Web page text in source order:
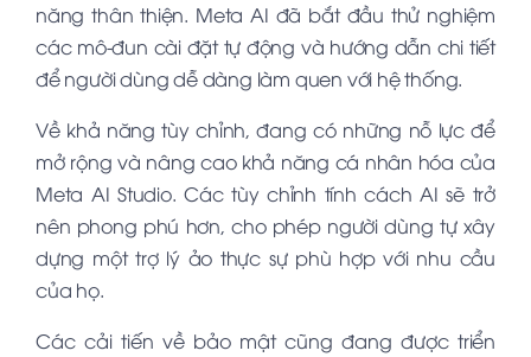
năng thân thiện. Meta AI đã bắt đầu thử nghiệm
các mô-đun cài đặt tự động và hướng dẫn chi tiết
để người dùng dễ dàng làm quen với hệ thống.
Về khả năng tùy chỉnh, đang có những nỗ lực để
mở rộng và nâng cao khả năng cá nhân hóa của
Meta AI Studio. Các tùy chỉnh tính cách AI sẽ trở
nên phong phú hơn, cho phép người dùng tự xây
dựng một trợ lý ảo thực sự phù hợp với nhu cầu
của họ.
Các cải tiến về bảo mật cũng đang được triển